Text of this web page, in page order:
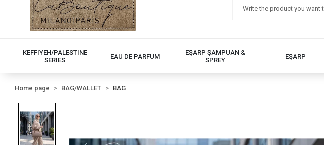
KEFFIYEH/PALESTINE
SERIES
EAU DE PARFUM
EŞARP ŞAMPUAN &
SPREY
EŞARP
Home page BAG/WALLET BAG